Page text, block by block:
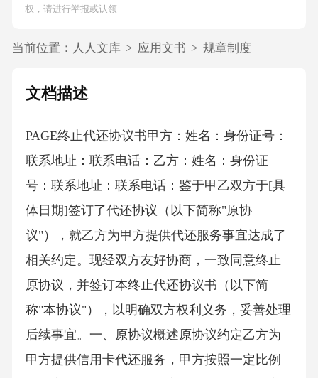
权，请进行举报或认领
当前位置： 人人文库 > 应用文书 > 规章制度
文档描述
PAGE终止代还协议书 甲方：姓名：身份证号：
联系地址：联系电话：乙方：姓名：身份证
号：联系地址：联系电话：鉴于甲乙双方于[具
体日期]签订了代还协议（以下简称"原协
议"），就乙方为甲方提供代还服务事宜达成了
相关约定。现经双方友好协商，一致同意终止
原协议，并签订本终止代还协议书（以下简
称"本协议"），以明确双方权利义务，妥善处理
后续事宜。一、原协议概述原协议约定乙方为
甲方提供信用卡代还服务，甲方按照一定比例